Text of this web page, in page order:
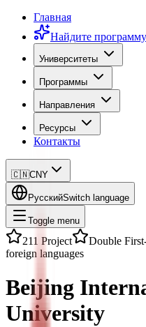
Главная
Найдите программу
Университеты
Программы
Направления
Ресурсы
Контакты
🇨🇳CNY
РусскийSwitch language
Toggle menu
211 Project Double
foreign languages
Beijing
University